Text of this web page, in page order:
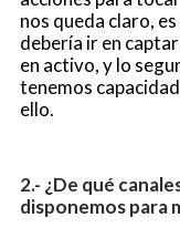
nos queda claro,
debería ir en
en activo, y lo
tenemos
ello.
2.- ¿De qué
disponemos para